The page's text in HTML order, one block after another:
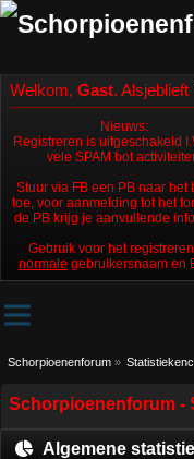
Welkom, Gast. Alsjeblieft
Nieuws:
Registreren is uitgeschakeld
vele SPAM bot
Stuur via FB een PB naar het
toe, voor aanmelding tot het
de PB krijg je aanvullende
Gebruik voor het
normale gebruikersnaam en
Schorpioenenforum»
Schorpioenenforum -
Algemene